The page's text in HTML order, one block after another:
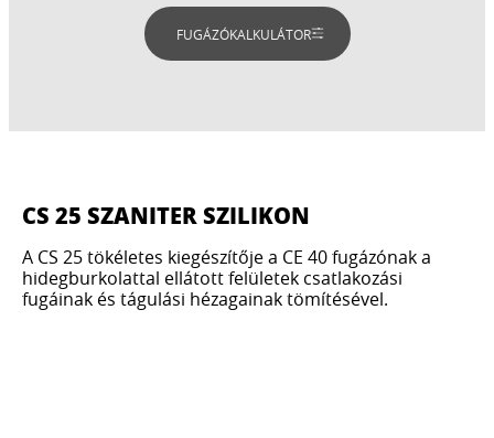
FUGÁZÓKALKULÁTOR
CS 25 SZANITER SZILIKON
A CS 25 tökéletes kiegészítője a CE 40 fugázónak a
hidegburkolattal ellátott felületek csatlakozási
fugáinak és tágulási hézagainak tömítésével.